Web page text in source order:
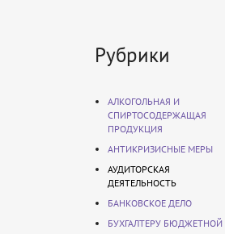
Рубрики
АЛКОГОЛЬНАЯ И
СПИРТОСОДЕРЖАЩАЯ
ПРОДУКЦИЯ
АНТИКРИЗИСНЫЕ МЕРЫ
АУДИТОРСКАЯ
ДЕЯТЕЛЬНОСТЬ
БАНКОВСКОЕ ДЕЛО
БУХГАЛТЕРУ БЮДЖЕТНОЙ